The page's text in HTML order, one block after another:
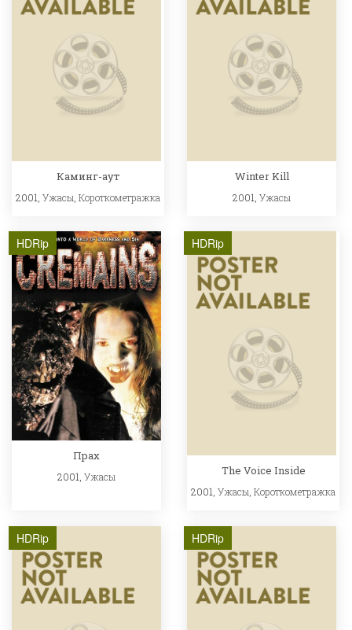
Каминг-аут
2001, Ужасы Короткометражка
Winter Kill
2001,Ужасы
HDRip
Прах
2001, Ужасы
HDRip
The Voice Inside
2001,Ужасы,Короткометражка
HDRip HDRip